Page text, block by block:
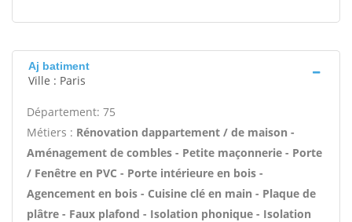
Aj batiment
Ville : Paris
Département: 75
Métiers : Rénovation dappartement / de maison -
Aménagement de combles - Petite maçonnerie - Porte
/ Fenêtre en PVC - Porte intérieure en bois -
Agencement en bois - Cuisine clé en main - Plaque de
plâtre - Faux plafond - Isolation phonique - Isolation